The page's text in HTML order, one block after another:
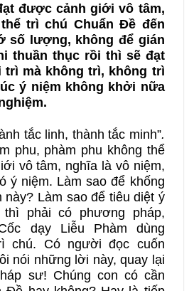
được cảnh giới vô tâm,
trì chú Chuẩn Đề đến
số lượng, không để gián
thuần thục rồi thì sẽ đạt
mà không trì, không trì
ý niệm không khởi nữa
tắc linh, thành tắc minh”.
phu, phàm phu không thể
vô tâm, nghĩa là vô niệm,
ý niệm. Làm sao để khống
Làm sao để tiêu diệt ý
thì phải có phương pháp,
dạy Liễu Phàm dùng
chú. Có người đọc cuốn
nói những lời này, quay lại
sư! Chúng con có cần